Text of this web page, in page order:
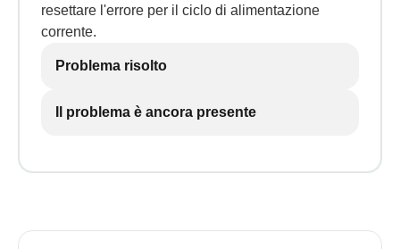
resettare l'errore per il ciclo di alimentazione
corrente.
Problema risolto
Il problema è ancora presente